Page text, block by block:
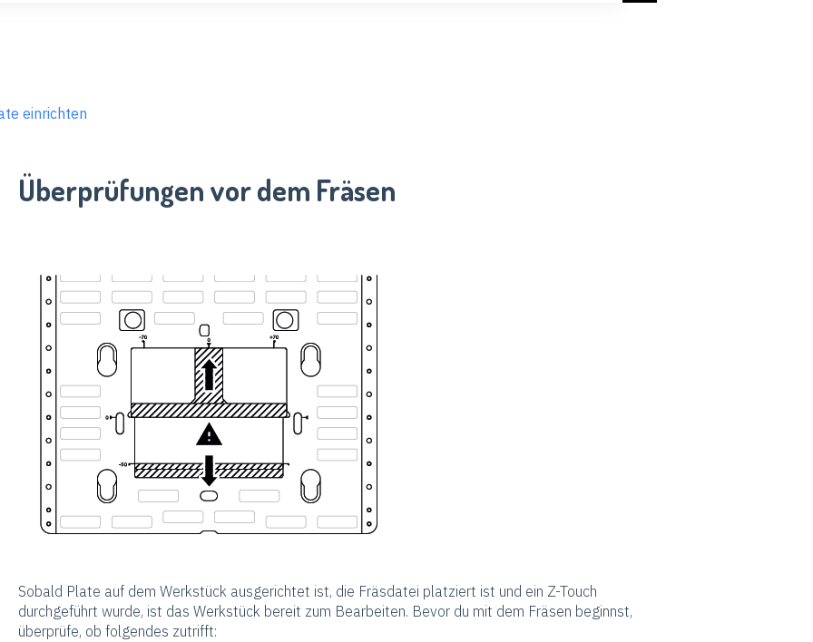
einrichten
Überprüfungen vor dem Fräsen
Sobald Plate auf dem Werkstück ausgerichtet ist, die Fräsdatei platziert ist und ein Z-Touch
durchgeführt wurde, ist das Werkstück bereit zum Bearbeiten. Bevor du mit dem Fräsen beginnst,
überprüfe, ob folgendes zutrifft: